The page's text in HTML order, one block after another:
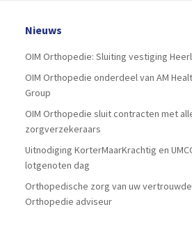
Nieuws
OIM Orthopedie: Sluiting vestiging
OIM Orthopedie onderdeel van AM
Group
OIM Orthopedie sluit contracten met
zorgverzekeraars
Uitnodiging KorterMaarKrachtig en
lotgenoten dag
Orthopedische zorg van uw vertrouwde
Orthopedie adviseur